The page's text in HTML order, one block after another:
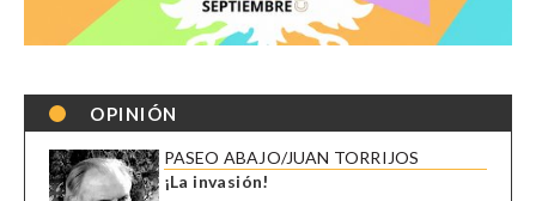
OPINIÓN
PASEO ABAJO/JUAN TORRIJOS
¡La invasión!